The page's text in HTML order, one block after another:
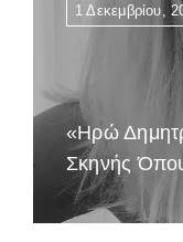
1 Δεκεμβρίου,
«Ηρώ
Σκηνής Όπου